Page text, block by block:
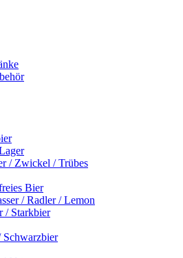
/ Zwickel / Trübes
Bier
/ Radler / Lemon
/ Starkbier